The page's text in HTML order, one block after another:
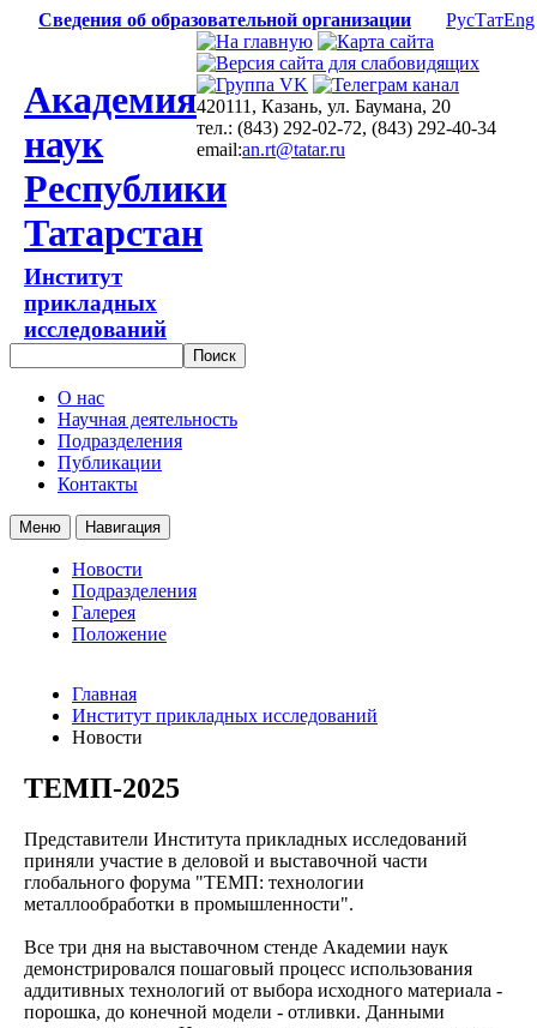
Сведения об образовательной организации РусТатEng
Академия
наук
Республики
Татарстан
Институт
прикладных
исследований
420111, Казань, ул. Баумана, 20
тел.: (843) 292-02-72, (843) 292-40-34
email:an.rt@tatar.ru
О нас
Научная деятельность
Подразделения
Публикации
Контакты
Меню Навигация
Новости
Подразделения
Галерея
Положение
Главная
Институт прикладных исследований
Новости
ТЕМП-2025
Представители Института прикладных исследований
приняли участие в деловой и выставочной части
глобального форума "ТЕМП: технологии
металлообработки в промышленности".
Все три дня на выставочном стенде Академии наук
демонстрировался пошаговый процесс использования
аддитивных технологий от выбора исходного материала -
порошка, до конечной модели - отливки. Данными